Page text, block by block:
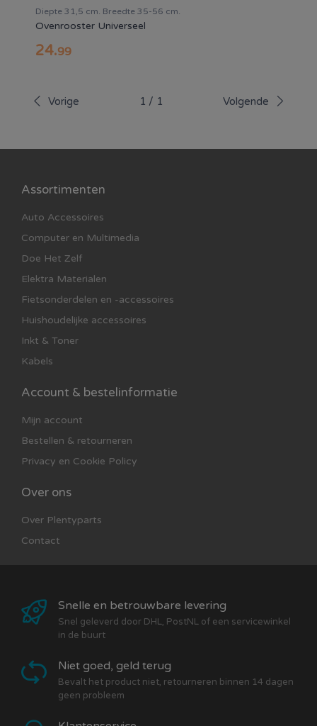
Diepte 31,5 cm. Breedte 35-56 cm.
Ovenrooster Universeel
24.99
Vorige 1 / 1 Volgende
Assortimenten
Auto Accessoires
Computer en Multimedia
Doe Het Zelf
Elektra Materialen
Fietsonderdelen en -accessoires
Huishoudelijke accessoires
Inkt & Toner
Kabels
Account & bestelinformatie
Mijn account
Bestellen & retourneren
Privacy en Cookie Policy
Over ons
Over Plentyparts
Contact
Snelle en betrouwbare levering
Snel geleverd door DHL, PostNL of een servicewinkel
in de buurt
Niet goed, geld terug
Bevalt het product niet, retourneren binnen 14 dagen
geen probleem